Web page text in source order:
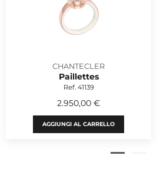
CHANTECLER
Paillettes
Ref. 41139
2.950,00 €
AGGIUNGI AL CARRELLO